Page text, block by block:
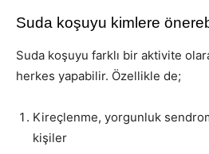
Suda koşuyu kimlere
Suda koşuyu farklı bir aktivite
herkes yapabilir. Özellikle de;
Kireçlenme, yorgunluk
kişiler